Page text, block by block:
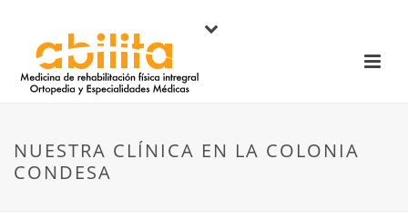
NUESTRA CLÍNICA EN LA COLONIA
CONDESA